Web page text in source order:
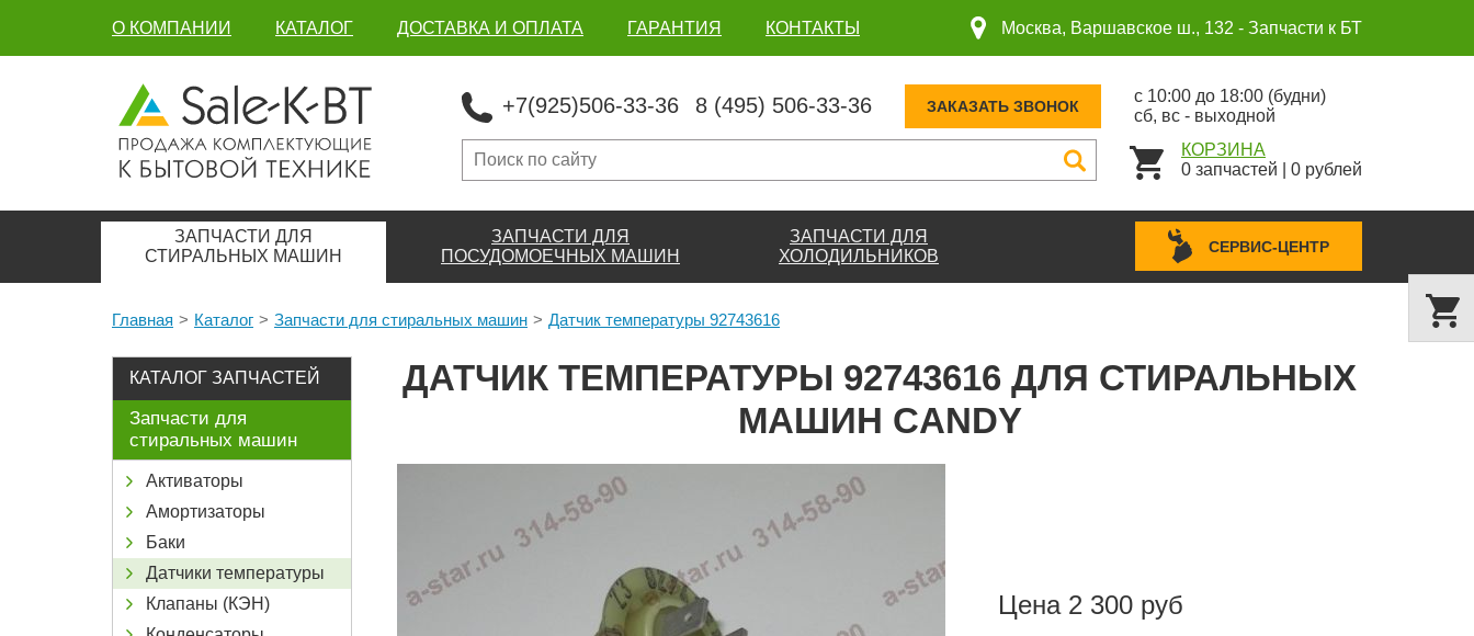
О КОМПАНИИ КАТАЛОГ ДОСТАВКА И ОПЛАТА ГАРАНТИЯ КОНТАКТЫ Москва, Варшавское ш., 132 - Запчасти к БТ
+7(925)506-33-36 8 (495) 506-33-36 ЗАКАЗАТЬ ЗВОНОК
с 10:00 до 18:00 (будни)
сб, вс - выходной
КОРЗИНА
0 запчастей 0 рублей
ЗАПЧАСТИ ДЛЯ
СТИРАЛЬНЫХ МАШИН
ЗАПЧАСТИ ДЛЯ
ПОСУДОМОЕЧНЫХ МАШИН
ЗАПЧАСТИ ДЛЯ
ХОЛОДИЛЬНИКОВ
СЕРВИС-ЦЕНТР
Главная Каталог Запчасти для стиральных машин Датчик температуры 92743616
КАТАЛОГ ЗАПЧАСТЕЙ
Запчасти для
стиральных машин
Активаторы
Амортизаторы
Баки
Датчики температуры
Клапаны (КЭН)
ДАТЧИК ТЕМПЕРАТУРЫ 92743616 ДЛЯ СТИРАЛЬНЫХ
МАШИН CANDY
Цена 2 300 руб